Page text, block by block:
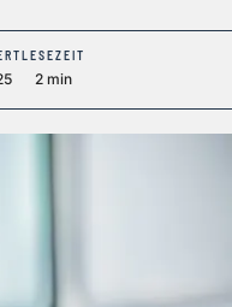
LESEZEIT
2 min